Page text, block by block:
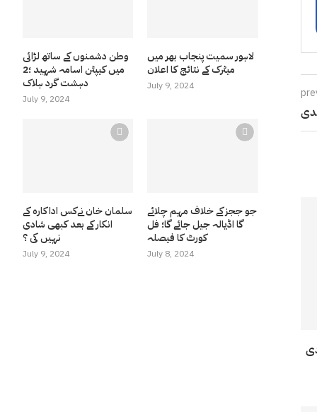
وطن دشمنوں کے ساتھ لڑائی
میں کیپٹن اسامہ شہید ؛2
دہشت گرد ہلاک
July 9, 2024
لاہور سمیت پنجاب بھر میں
میٹرک کے نتائج کا اعلان
July 9, 2024
سلمان خان نےکس اداکارہ کے
انکار کے بعد کبھی شادی
نہیں کی ؟
July 9, 2024
جو ججز کے خلاف مہم چلائے
گا اڈیالہ جیل جائے گا؛ فل
کورٹ کا فیصلہ
July 8, 2024